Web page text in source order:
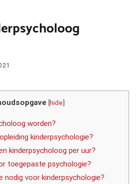
[hide]
worden?
kinderpsychologie?
kinderpsycholoog per uur?
toegepaste psychologie?
nodig voor kinderpsychologie?